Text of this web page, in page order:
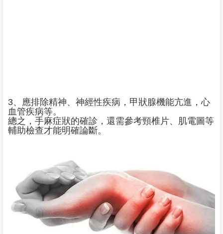
3、應排除精神、神經性疾病，甲狀腺機能亢進，心
血管疾病等。
總之，手麻症狀的確診，還需參考頸椎片、肌電圖等
輔助檢查才能明確論斷。